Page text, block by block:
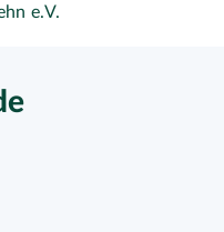
e.V.